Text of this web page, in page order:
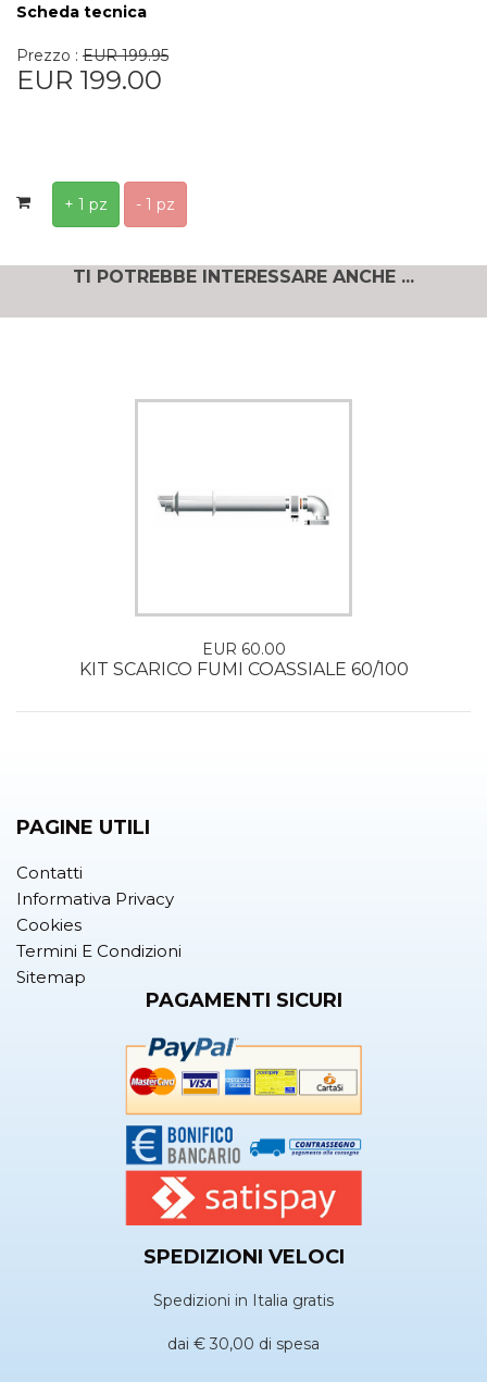
Scheda tecnica
Prezzo : EUR 199.95
EUR 199.00
+ 1 pz - 1 pz
TI POTREBBE INTERESSARE ANCHE ...
EUR 60.00
KIT SCARICO FUMI COASSIALE 60/100
PAGINE UTILI
Contatti
Informativa Privacy
Cookies
Termini E Condizioni
Sitemap
PAGAMENTI SICURI
SPEDIZIONI VELOCI
Spedizioni in Italia gratis
dai € 30,00 di spesa